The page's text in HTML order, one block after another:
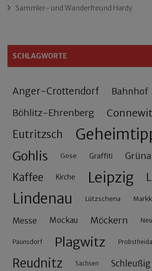
Sammler- und Wanderfreund Hardy
SCHLAGWORTE
Anger-Crottendorf Bahnhof
Böhlitz-Ehrenberg
Eutritzsch
Gohlis Gose Graffiti
Kaffee Kirche Leipzig
Lindenau Lützschena
Messe Mockau Möckern
Paunsdorf Plagwitz Probstheida
Reudnitz Sachsen Schleußig